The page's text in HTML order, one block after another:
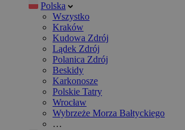
Polska
Wszystko
Kraków
Kudowa Zdrój
Lądek Zdrój
Polanica Zdrój
Beskidy
Karkonosze
Polskie Tatry
Wrocław
Wybrzeże Morza Bałtyckiego
…